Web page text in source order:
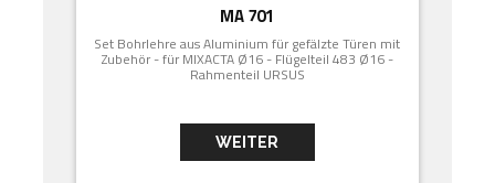
MA 701
Set Bohrlehre aus Aluminium für gefälzte Türen mit
Zubehör - für MIXACTA Ø16 - Flügelteil 483 Ø16 -
Rahmenteil URSUS
WEITER